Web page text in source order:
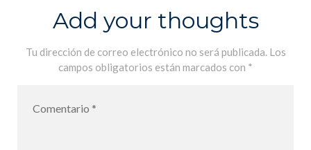
80 días
Add your thoughts
Tu dirección de correo electrónico no será publicada. Los
campos obligatorios están marcados con *